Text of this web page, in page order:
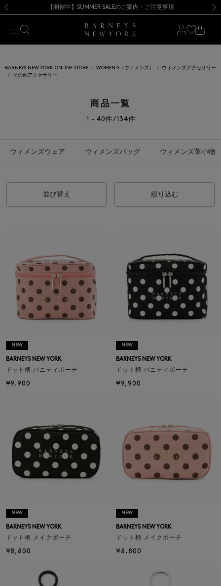
熊本県を中心とした地震の影響によるお荷物のお届けについて
【開催中】SUMMER SALEのご案内・ご注意事項
BARNEYS NEW YORK ONLINE STORE WOMEN'S（ウィメンズ）
ウィメンズアクセサリー
その他アクセサリー
商品一覧
1 - 40件 / 134件
ウィメンズウェア ウィメンズバッグ ウィメンズ革小物
並び替え 絞り込む
NEW
BARNEYS NEW YORK
ドット柄 バニティポーチ
¥9,900
NEW
BARNEYS NEW YORK
ドット柄 バニティポーチ
¥9,900
NEW
BARNEYS NEW YORK
ドット柄 メイクポーチ
¥8,800
NEW
BARNEYS NEW YORK
ドット柄 メイクポーチ
¥8,800